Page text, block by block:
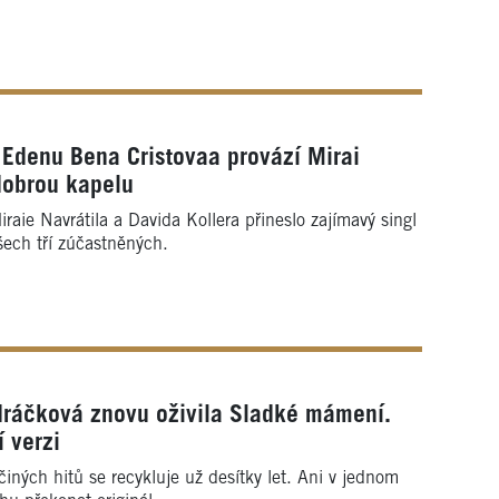
Edenu Bena Cristovaa provází Mirai
kapelu
Navrátila a Davida Kollera přineslo zajímavý singl
tří zúčastněných.
znovu oživila Sladké mámení.
verzi
hitů se recykluje už desítky let. Ani v jednom